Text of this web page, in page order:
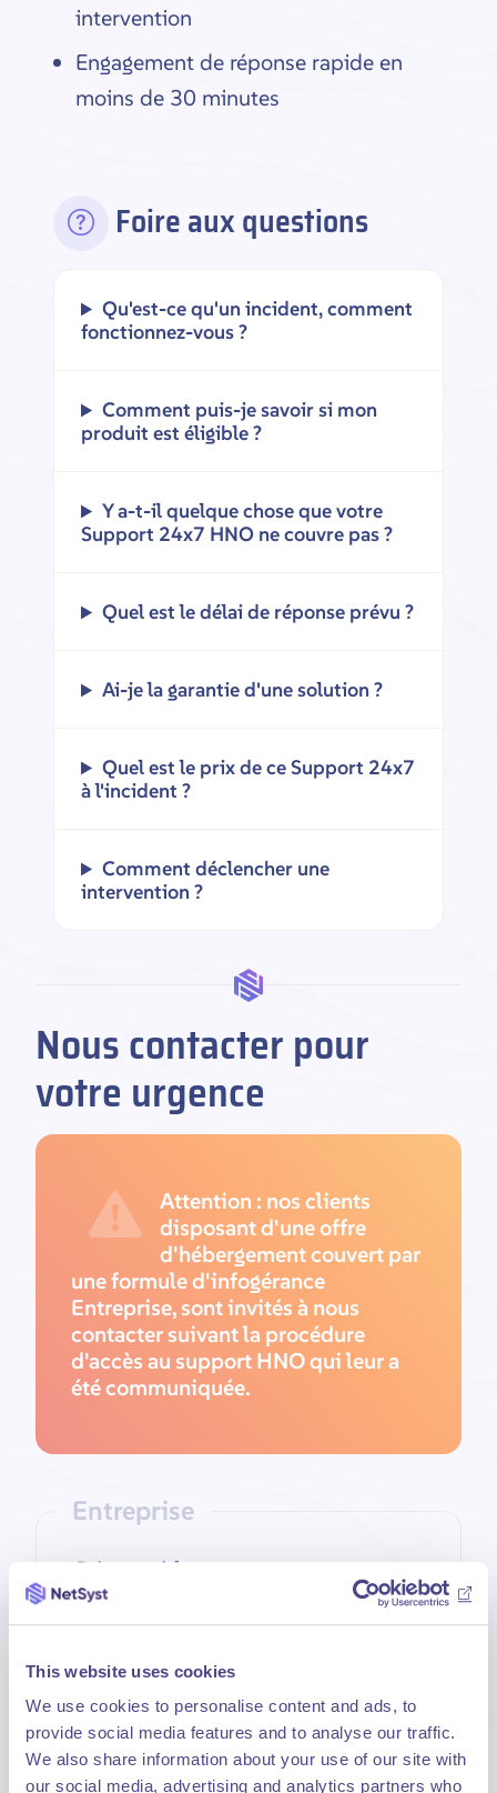
This website uses cookies
We use cookies to personalise content and ads, to
provide social media features and to analyse our traffic.
We also share information about your use of our site with
our social media, advertising and analytics partners who
intervention
Engagement de réponse rapide en
moins de 30 minutes
Foire aux questions
Qu'est-ce qu'un incident, comment
fonctionnez-vous ?
Comment puis-je savoir si mon
produit est éligible ?
Y a-t-il quelque chose que votre
Support 24x7 HNO ne couvre pas ?
Quel est le délai de réponse prévu ?
Ai-je la garantie d'une solution ?
Quel est le prix de ce Support 24x7
à l'incident ?
Comment déclencher une
intervention ?
Nous contacter pour
votre urgence
Attention : nos clients
disposant d'une offre
d'hébergement couvert par
une formule d'infogérance
Entreprise, sont invités à nous
contacter suivant la procédure
d'accès au support HNO qui leur a
été communiquée.
Entreprise
Raison sociale :
Adresse postale
N° et voie :